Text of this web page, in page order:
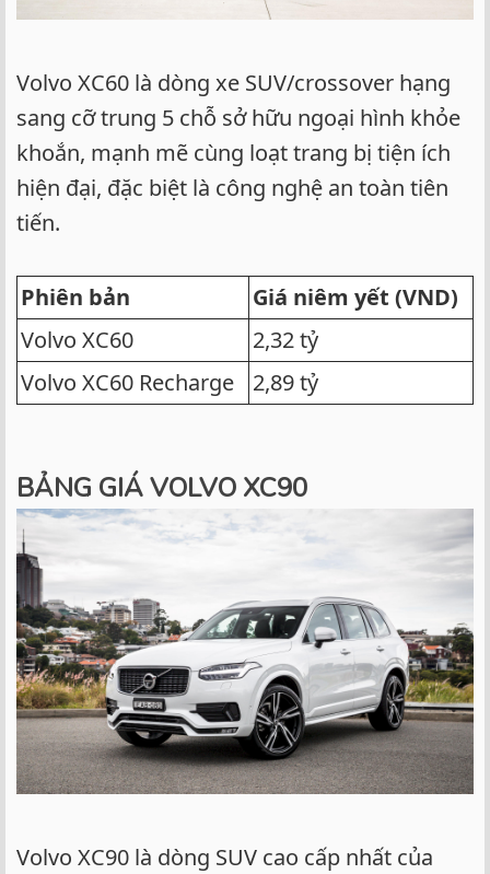
Volvo XC60 là dòng xe SUV/crossover hạng
sang cỡ trung 5 chỗ sở hữu ngoại hình khỏe
khoắn, mạnh mẽ cùng loạt trang bị tiện ích
hiện đại, đặc biệt là công nghệ an toàn tiên
tiến.
Phiên bản
Giá niêm yết (VND)
Volvo XC60
2,32 tỷ
Volvo XC60 Recharge
2,89 tỷ
BẢNG GIÁ VOLVO XC90
Volvo XC90 là dòng SUV cao cấp nhất của